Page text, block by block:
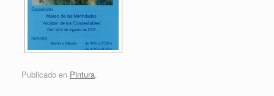
Publicado en Pintura.